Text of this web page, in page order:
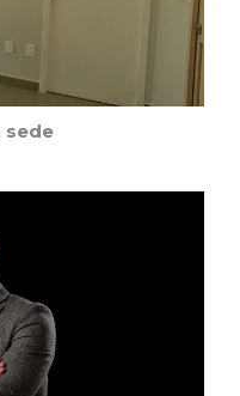
sede